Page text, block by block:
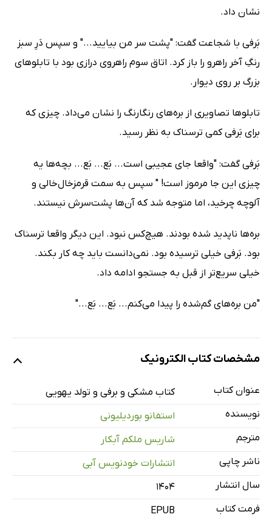
نشان داد.
بَرفی با شجاعت گفت: "پشت سر من بیایید..." و سپس دَرِ سبز
رنگِ آخر راهرو را باز کرد. اتاق سوم راهروی دراز‌ی بود با تابلوهای
بزرگ بر روی دیوار.
تابلوها تصاویری از بره‌های رنگارنگ را نشان می‌داد. چیزی که
برای بَرفی کمی ترسناک به نظر رسید.
بَرفی گفت: "واقعا جای عجیبی است... بَع... بَع... بچه‌ها یه
چیزی این جا مرموز است! " سپس به سمت قرمزخال‌خالی و
آلوچه چرخید، اما متوجه شد که آن‌ها پشت‌سرش نیستند.
بره‌ها ناپدید شده بودند. هیچ‌کس نبود. این دیگر واقعا ترسناک
بود. بَرفی خیلی ترسیده بود. نمی‌دانست باید چه کار بکند.
خیلی سریع‌تر از قبل به جستجو ادامه داد.
"من بره‌های گم‌شده را پیدا می‌کنم... بَع... بَع..."
مشخصات کتاب الکترونیک
عنوان کتاب
کتاب مشکی و برفی و تولد یهویی
نویسنده
استفانو بوردیلیونی
مترجم
شاریس ملکم آبکار
ناشر چاپی
انتشارات خودنویس‌ آبی
سال انتشار
۱۴۰۴
فرمت کتاب
EPUB